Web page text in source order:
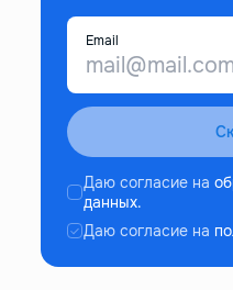
Email
Даю согласие на
данных.
Даю согласие на